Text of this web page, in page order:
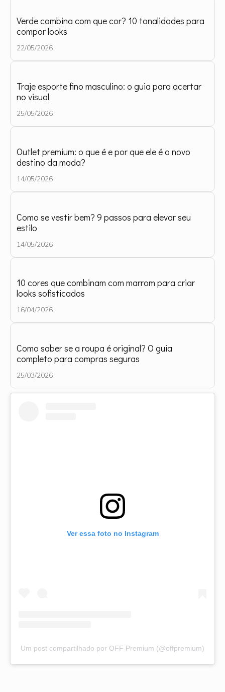
Verde combina com que cor? 10 tonalidades para
compor looks
22/05/2026
Traje esporte fino masculino: o guia para acertar
no visual
25/05/2026
Outlet premium: o que é e por que ele é o novo
destino da moda?
14/05/2026
Como se vestir bem? 9 passos para elevar seu
estilo
14/05/2026
10 cores que combinam com marrom para criar
looks sofisticados
16/04/2026
Como saber se a roupa é original? O guia
completo para compras seguras
25/03/2026
Ver essa foto no Instagram
Um post compartilhado por OFF Premium (@offpremium)